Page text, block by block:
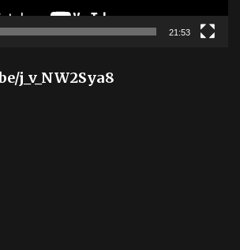
21:53
j_v_NW2Sya8